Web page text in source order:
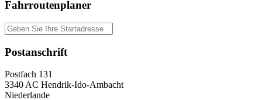
Fahrroutenplaner
Postanschrift
Postfach 131
3340 AC Hendrik-Ido-Ambacht
Niederlande